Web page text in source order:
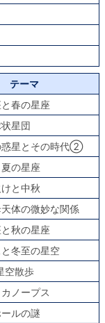
テーマ
春の星座
星団
惑星とその時代②
の星座
と中秋
体の微妙な関係
秋の星座
冬至の星空
空散歩
ノープス
ルの謎